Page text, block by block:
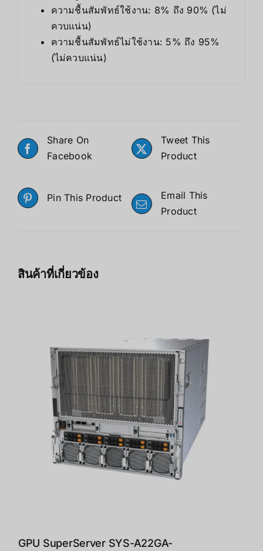
ความชื้นสัมพัทธ์ใช้งาน: 8% ถึง 90% (ไม่
ควบแน่น)
ความชื้นสัมพัทธ์ไม่ใช้งาน: 5% ถึง 95%
(ไม่ควบแน่น)
Share On
Facebook
Tweet This
Product
Pin This Product
Email This
Product
สินค้าที่เกี่ยวข้อง
GPU SuperServer SYS-A22GA-